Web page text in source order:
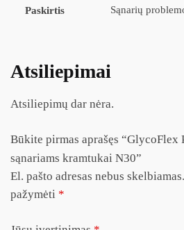
Paskirtis Sąnarių
Atsiliepimai
Atsiliepimų dar nėra.
Būkite pirmas aprašęs “GlycoFlex
sąnariams kramtukai N30”
El. pašto adresas nebus skelbiamas.
pažymėti *